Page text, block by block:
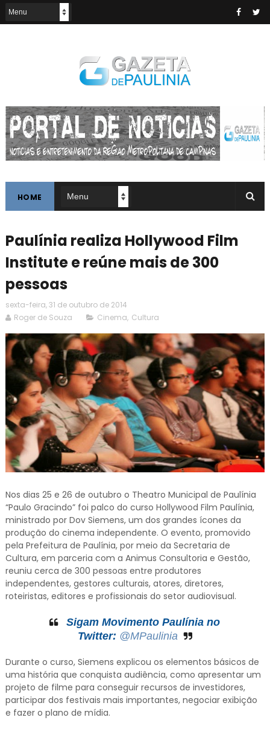
HOME
Paulínia realiza Hollywood Film
Institute e reúne mais de 300
pessoas
sexta-feira, 31 de outubro de 2014
Roger de Souza
Cinema, Cultura
Nos dias 25 e 26 de outubro o Theatro Municipal de Paulínia
“Paulo Gracindo” foi palco do curso Hollywood Film Paulínia,
ministrado por Dov Siemens, um dos grandes ícones da
produção do cinema independente. O evento, promovido
pela Prefeitura de Paulínia, por meio da Secretaria de
Cultura, em parceria com a Animus Consultoria e Gestão,
reuniu cerca de 300 pessoas entre produtores
independentes, gestores culturais, atores, diretores,
roteiristas, editores e profissionais do setor audiovisual.
Sigam Movimento Paulínia no
Twitter: @MPaulinia
Durante o curso, Siemens explicou os elementos básicos de
uma história que conquista audiência, como apresentar um
projeto de filme para conseguir recursos de investidores,
participar dos festivais mais importantes, negociar exibição
e fazer o plano de mídia.